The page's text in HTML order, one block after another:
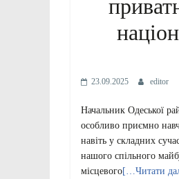
23.09.2025 editor
Начальник Одеської
особливо приємно
навіть у складних
нашого спільного
місцевого[…Читати